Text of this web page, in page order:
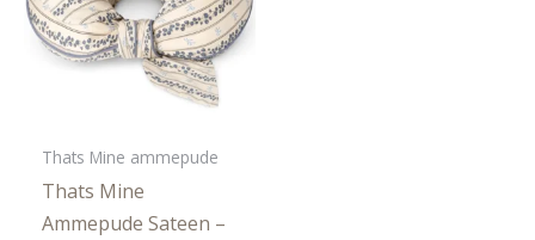
Thats Mine ammepude
Thats Mine
Ammepude Sateen –